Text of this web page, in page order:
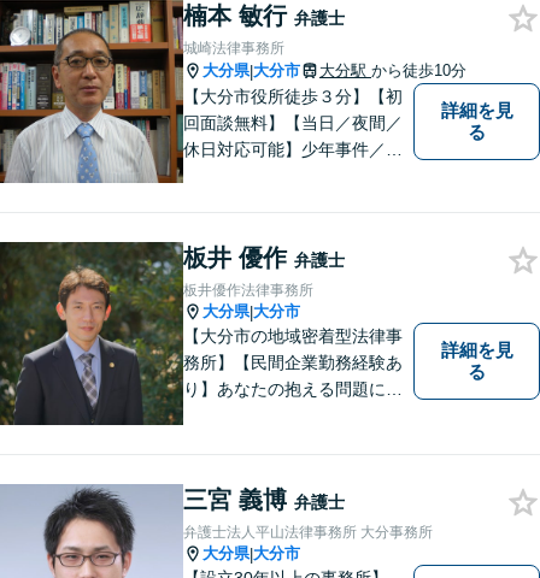
いアットホームな雰囲気の事
務所です。
楠本 敏行 弁護士
城崎法律事務所
大分県|大分市 大分駅 から徒歩10分
【大分市役所徒歩３分】【初
回面談無料】【当日／夜間／
休日対応可能】少年事件／家
ービスを受けられるべく、社
会正義の実現のために最善を
尽くします。
詳細を見
る
板井 優作 弁護士
板井優作法律事務所
大分県|大分市
【大分市の地域密着型法律事
務所】【民間企業勤務経験あ
り】あなたの抱える問題に、
もに対応可！お気軽にご相談
ください。【英語対応◎】
詳細を見
る
三宮 義博 弁護士
弁護士法人平山法律事務所 大分事務所
大分県|大分市